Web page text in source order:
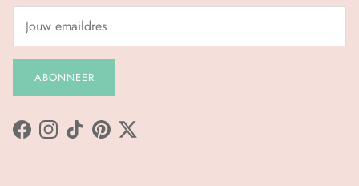
ABONNEER
FacebookInstagram
TikTokPinterestTwitter